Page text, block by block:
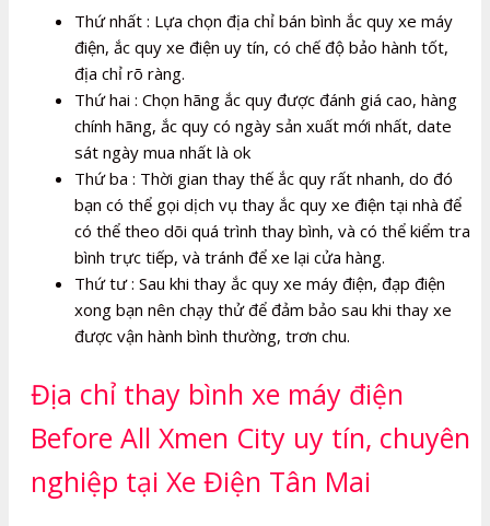
Thứ nhất : Lựa chọn địa chỉ bán bình ắc quy xe máy
điện, ắc quy xe điện uy tín, có chế độ bảo hành tốt,
địa chỉ rõ ràng.
Thứ hai : Chọn hãng ắc quy được đánh giá cao, hàng
chính hãng, ắc quy có ngày sản xuất mới nhất, date
sát ngày mua nhất là ok
Thứ ba : Thời gian thay thế ắc quy rất nhanh, do đó
bạn có thể gọi dịch vụ thay ắc quy xe điện tại nhà để
có thể theo dõi quá trình thay bình, và có thể kiểm tra
bình trực tiếp, và tránh để xe lại cửa hàng.
Thứ tư : Sau khi thay ắc quy xe máy điện, đạp điện
xong bạn nên chạy thử để đảm bảo sau khi thay xe
được vận hành bình thường, trơn chu.
Địa chỉ thay bình xe máy điện
Before All Xmen City uy tín, chuyên
nghiệp tại Xe Điện Tân Mai